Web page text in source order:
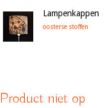
Lampenkappen
oosterse stoffen
Product niet op